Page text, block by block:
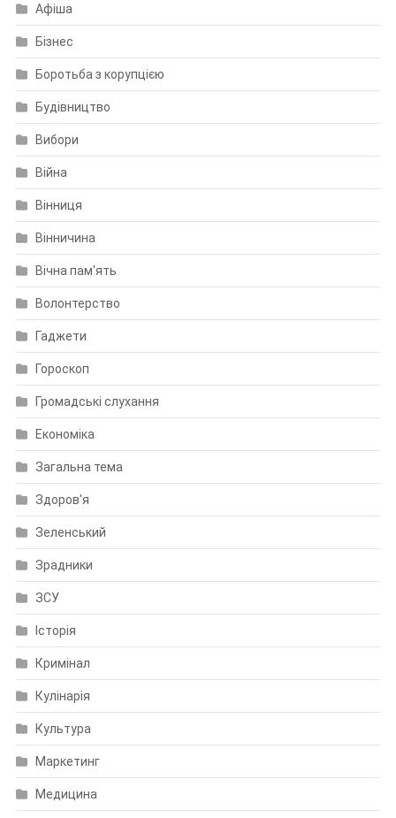
Афіша
Бізнес
Боротьба з корупцією
Будівництво
Вибори
Війна
Вінниця
Вінничина
Вічна пам'ять
Волонтерство
Гаджети
Гороскоп
Громадські слухання
Економіка
Загальна тема
Здоров'я
Зеленський
Зрадники
ЗСУ
Історія
Кримінал
Кулінарія
Культура
Маркетинг
Медицина